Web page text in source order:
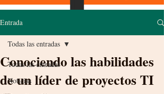
Entrada
Todas las entradas
Noticias
Todas las entradas
Conociendo las habilidades
de un líder de proyectos TI